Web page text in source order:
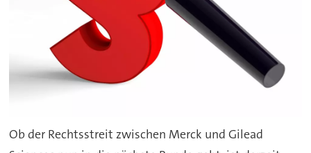
Ob der Rechtsstreit zwischen Merck und Gilead